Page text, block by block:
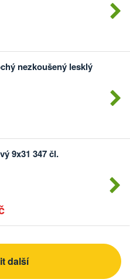
nezkoušený lesklý
9x31 347 čl.
další